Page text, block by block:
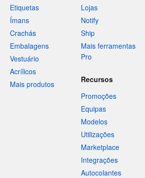
Etiquetas
Ímans
Crachás
Embalagens
Vestuário
Acrílicos
Mais produtos
Lojas
Notify
Ship
Mais ferramentas
Pro
Recursos
Promoções
Equipas
Modelos
Utilizações
Marketplace
Integrações
Autocolantes